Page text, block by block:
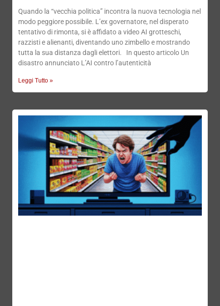
Quando la “vecchia politica” incontra la nuova tecnologia nel
modo peggiore possibile. L’ex governatore, nel disperato
tentativo di rimonta, si è affidato a video AI grotteschi,
razzisti e alienanti, diventando uno zimbello e mostrando
tutta la sua distanza dagli elettori. In questo articolo Un
disastro annunciato L’AI contro l’autenticità
Leggi Tutto »